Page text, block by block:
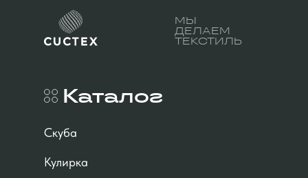
Каталог
Скуба
Кулирка
МЫ
ДЕЛАЕМ
ТЕКСТИЛЬ